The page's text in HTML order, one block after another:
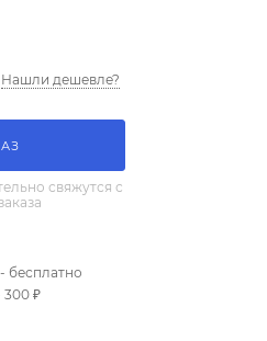
Нашли дешевле?
свяжутся с
бесплатно
300 ₽